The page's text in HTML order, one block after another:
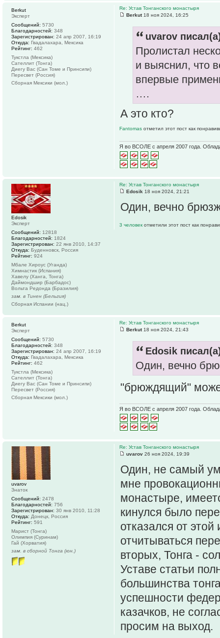
Re: Устав Тонганского монастыря
Berkut18 ноя 2024, 16:25
uvarov
Пролистал
и выяснил, что
впервые
….
А это кто?
Fantomas отметил этот пост как
Я во ВСОЛЕ с апреля 2007 года.
Berkut
Эксперт
Сообщений: 5730
Благодарностей: 348
Зарегистрирован: 24 апр 2007, 16:19
Откуда: Гвадалахара, Мексика
Рейтинг: 462
Тукстла (Мексика)
Сателлит (Тонга)
Диегу Вас (Сан Томе и Принсипи)
Пересвет (Россия)
Сборная Мексики (мол.)
Re: Устав Тонганского монастыря
Edosik 18 ноя 2024, 21:21
Один, вечно
3 человек отметили этот пост как
Edosik
Эксперт
Сообщений: 12818
Благодарностей: 1824
Зарегистрирован: 22 янв 2010, 14:37
Откуда: Буденновск, Россия
Рейтинг: 924
Мбале Хироус (Уганда)
Химнастик (Испания)
Хавелу (Ханга, Тонга)
Даймондшир (Барбадос)
Вольта Редонда (Бразилия)
зам. в Тинен (Бельгия)
Сборная Испании (нац.)
Re: Устав Тонганского монастыря
Berkut18 ноя 2024, 21:43
Edosik
Один, вечно
"брюждящий"
Я во ВСОЛЕ с апреля 2007 года.
Berkut
Эксперт
Сообщений: 5730
Благодарностей: 348
Зарегистрирован: 24 апр 2007, 16:19
Откуда: Гвадалахара, Мексика
Рейтинг: 462
Тукстла (Мексика)
Сателлит (Тонга)
Диегу Вас (Сан Томе и Принсипи)
Пересвет (Россия)
Сборная Мексики (мол.)
Re: Устав Тонганского монастыря
uvarov 26 ноя 2024, 19:39
Один, не самый
мне
монастыре,
кинулся было
отказался от
отчитываться
вторых, Тонга -
Уставе статьи
большинства
успешности
казачков, не
просим на выход.
uvarov
Знаток
Сообщений: 2478
Благодарностей: 756
Зарегистрирован: 30 янв 2010, 11:28
Откуда: Донецк, Россия
Рейтинг: 591
Марист (Тонга)
Олимпия (Суринам)
Гай (Хорватия)
зам. в сборной Тонга (юн.)